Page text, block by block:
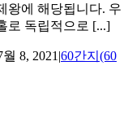
왕에 해당됩니다. 우
로 독립적으로 [...]
월 8, 2021 |60간지(60